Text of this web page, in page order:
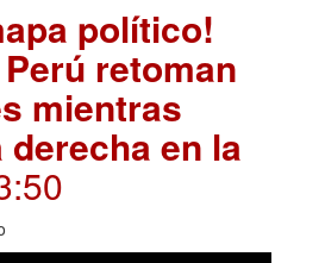
político!
retoman
mientras
derecha en la